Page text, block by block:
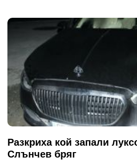
Разкриха кой запали
Слънчев бряг